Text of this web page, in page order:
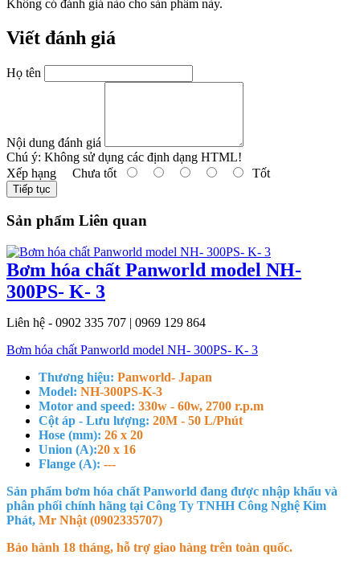
Không có đánh giá nào cho sản phẩm này.
Viết đánh giá
Họ tên
Nội dung đánh giá
Chú ý: Không sử dụng các định dạng HTML!
Xếp hạng Chưa tốt Tốt
Tiếp tục
Sản phẩm Liên quan
Bơm hóa chất Panworld model NH-
300PS- K- 3
Liên hệ - 0902 335 707 | 0969 129 864
Bơm hóa chất Panworld model NH- 300PS- K- 3
Thương hiệu: Panworld- Japan
Model: NH-300PS-K-3
Motor and speed: 330w - 60w, 2700 r.p.m
Cột áp - Lưu lượng: 20M - 50 L/Phút
Hose (mm): 26 x 20
Union (A):20 x 16
Flange (A): ---
Sản phẩm bơm hóa chất Panworld đang được nhập khẩu và
phân phối chính hãng tại Công Ty TNHH Công Nghệ Kim
Phát, Mr Nhật (0902335707)
Bảo hành 18 tháng, hỗ trợ giao hàng trên toàn quốc.